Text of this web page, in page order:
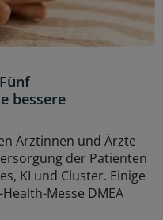
bessere
Ärztinnen und Ärzte
der Patienten
KI und Cluster. Einige
Messe DMEA